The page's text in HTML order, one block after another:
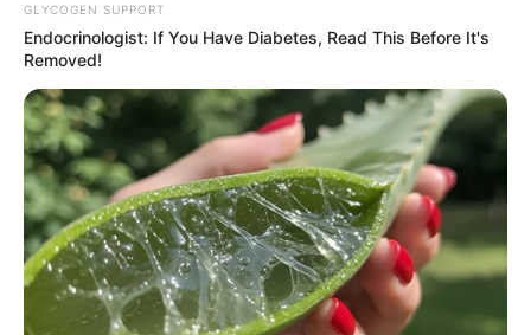
Alamat email Anda tidak akan dipublikasikan. Ruas yang wajib ditandai
GLYCOGEN SUPPORT
Endocrinologist: If You Have Diabetes, Read This Before It's
Removed!